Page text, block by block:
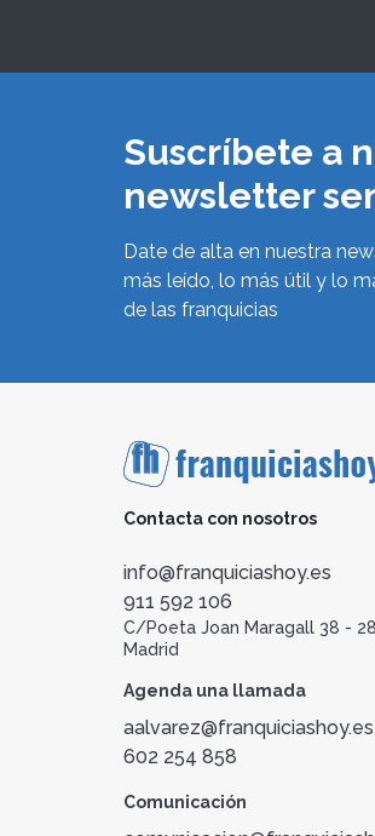
Suscríbete a
newsletter
Date de alta en nuestra
más leído, lo más útil y lo
de las franquicias
Contacta con nosotros
info@franquiciashoy.es
911 592 106
C/Poeta Joan Maragall 38 -
Madrid
Agenda una llamada
aalvarez@franquiciashoy.es
602 254 858
Comunicación